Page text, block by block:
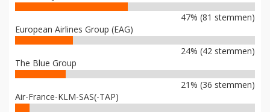
47% (81 stemmen)
European Airlines Group (EAG)
24% (42 stemmen)
The Blue Group
21% (36 stemmen)
Air-France-KLM-SAS(-TAP)